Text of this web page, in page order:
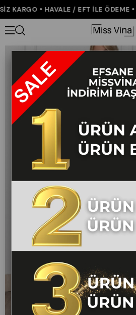
KARGO • HAVALE / EFT İLE ÖDEME •
Anasayfa YENİ GELENLER